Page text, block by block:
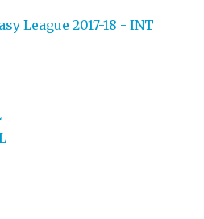
League 2017-18 - INT